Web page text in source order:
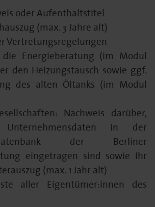
oder Aufenthaltstitel
(max. 3 Jahre alt)
Vertretungsregelungen
Energieberatung (im Modul
den Heizungstausch sowie ggf.
des alten Öltanks (im Modul
Nachweis darüber,
in der
der Berliner
eingetragen sind sowie Ihr
(max. 1 Jahr alt)
aller Eigentümer:innen des